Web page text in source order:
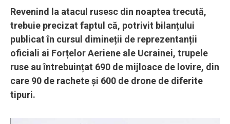
Revenind la atacul rusesc din noaptea trecută,
trebuie precizat faptul că, potrivit bilanțului
publicat în cursul dimineții de reprezentanții
oficiali ai Forțelor Aeriene ale Ucrainei, trupele
ruse au întrebuințat 690 de mijloace de lovire, din
care 90 de rachete și 600 de drone de diferite
tipuri.